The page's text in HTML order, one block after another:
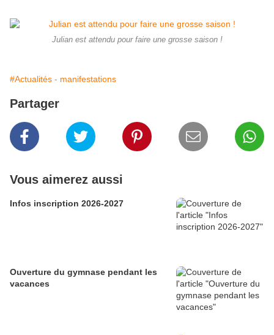
Julian est attendu pour faire une grosse saison !
#Actualités - manifestations
Partager
Vous aimerez aussi
Infos inscription 2026-2027
Ouverture du gymnase pendant les
vacances